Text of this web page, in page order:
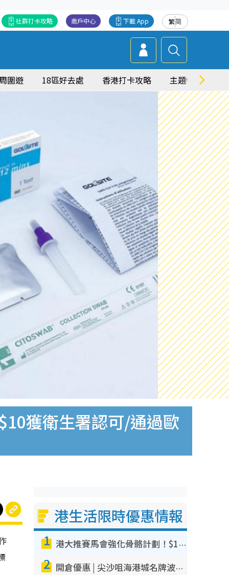
繁简
下載 App
商戶中心
社群打卡攻略
圍遊 18區好去處 香港打卡攻略 主題特集
獲衛生署認可/通過歐
港生活限時優惠情報
1 港大推賽馬會強化骨骼計劃！$100骨質密度X光檢查 完成免費運動訓練送超市禮券！附參加資格
2 開倉優惠 | 尖沙咀海港城名牌波鞋開倉低至1折！On鞋$899起／Joy&Peace鞋履$98起